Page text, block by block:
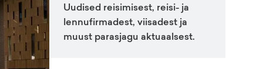
Uudised reisimisest, reisi- ja
lennufirmadest, viisadest ja
muust parasjagu aktuaalsest.